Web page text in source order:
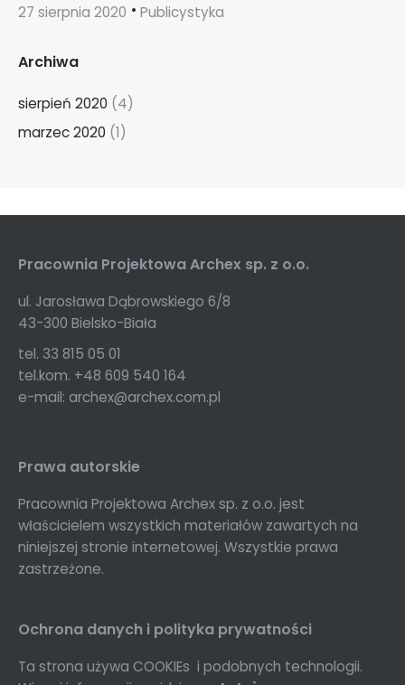
27 sierpnia 2020
Publicystyka
Archiwa
sierpień 2020 (4)
marzec 2020 (1)
Pracownia Projektowa Archex sp. z o.o.
ul. Jarosława Dąbrowskiego 6/8
43-300 Bielsko-Biała
tel. 33 815 05 01
tel.kom. +48 609 540 164
e-mail: archex@archex.com.pl
Prawa autorskie
Pracownia Projektowa Archex sp. z o.o. jest
właścicielem wszystkich materiałów zawartych na
niniejszej stronie internetowej. Wszystkie prawa
zastrzeżone.
Ochrona danych i polityka prywatności
Ta strona używa COOKIEs i podobnych technologii.